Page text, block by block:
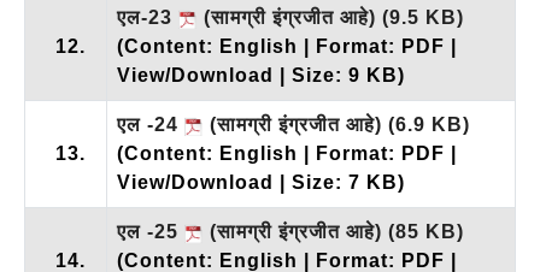
12.
एल-23 (सामग्री इंग्रजीत आहे) (9.5 KB)
(Content: English | Format: PDF |
View/Download | Size: 9 KB)
13.
एल -24 (सामग्री इंग्रजीत आहे) (6.9 KB)
(Content: English | Format: PDF |
View/Download | Size: 7 KB)
14.
एल -25 (सामग्री इंग्रजीत आहे) (85 KB)
(Content: English | Format: PDF |